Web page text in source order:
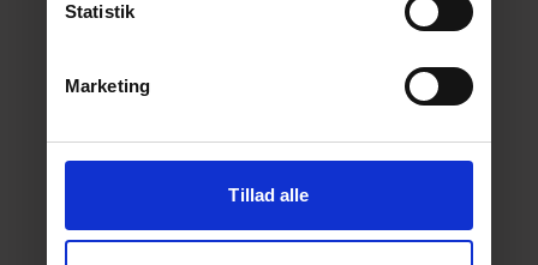
Statistik
Marketing
Tillad alle